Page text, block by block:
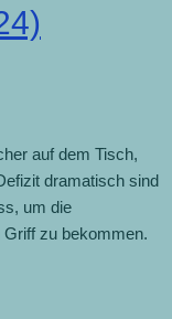
auf dem Tisch,
dramatisch sind
um die
zu bekommen.